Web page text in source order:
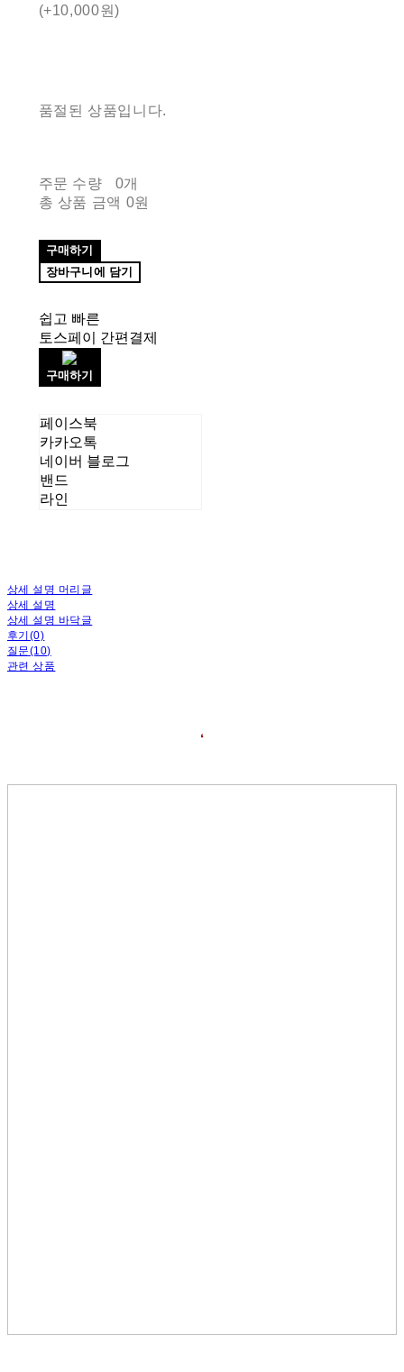
(+10,000원)
품절된 상품입니다.
주문 수량
0개
총 상품 금액 0원
구매하기
장바구니에 담기
쉽고 빠른
토스페이 간편결제
구매하기
페이스북
카카오톡
네이버 블로그
밴드
라인
상세 설명 머리글
상세 설명
상세 설명 바닥글
후기(0)
질문(10)
관련 상품
❛